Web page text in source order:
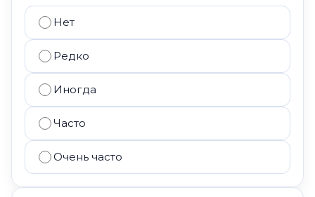
Нет
Редко
Иногда
Часто
Очень часто